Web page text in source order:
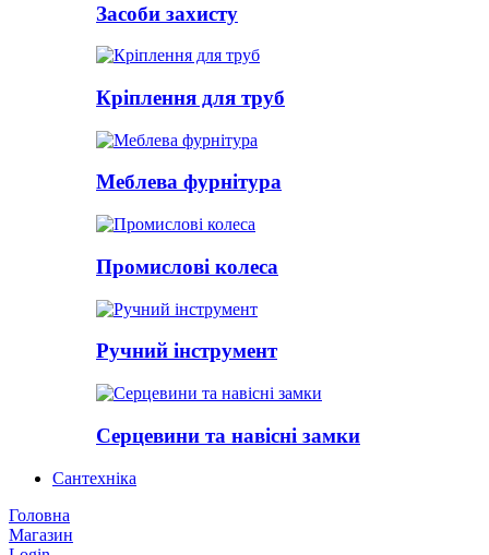
Засоби захисту
Кріплення для труб
Меблева фурнітура
Промислові колеса
Ручний інструмент
Серцевини та навісні замки
Сантехніка
Головна
Магазин